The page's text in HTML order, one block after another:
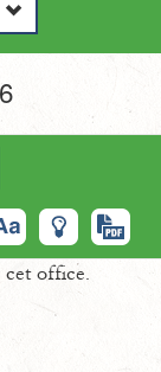
cet office.